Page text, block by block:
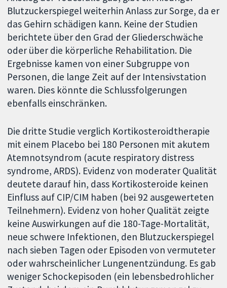
Blutzuckerspiegel weiterhin Anlass zur Sorge, da er
das Gehirn schädigen kann. Keine der Studien
berichtete über den Grad der Gliederschwäche
oder über die körperliche Rehabilitation. Die
Ergebnisse kamen von einer Subgruppe von
Personen, die lange Zeit auf der Intensivstation
waren. Dies könnte die Schlussfolgerungen
ebenfalls einschränken.
Die dritte Studie verglich Kortikosteroidtherapie
mit einem Placebo bei 180 Personen mit akutem
Atemnotsyndrom (acute respiratory distress
syndrome, ARDS). Evidenz von moderater Qualität
deutete darauf hin, dass Kortikosteroide keinen
Einfluss auf CIP/CIM haben (bei 92 ausgewerteten
Teilnehmern). Evidenz von hoher Qualität zeigte
keine Auswirkungen auf die 180-Tage-Mortalität,
neue schwere Infektionen, den Blutzuckerspiegel
nach sieben Tagen oder Episoden von vermuteter
oder wahrscheinlicher Lungenentzündung. Es gab
weniger Schockepisoden (ein lebensbedrohlicher